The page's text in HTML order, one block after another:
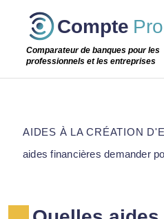
Passer
étape
Compte Pro
Comparateur de banques pour les
professionnels et les entreprises
AIDES À LA CRÉATION
aides financières demander